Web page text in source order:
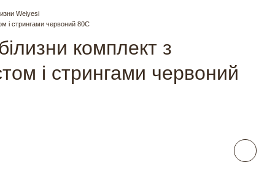
Weiyesi
і стрингами червоний 80C
комплект з
і стрингами червоний